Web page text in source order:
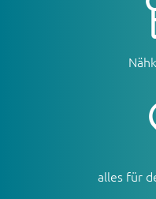
alles für